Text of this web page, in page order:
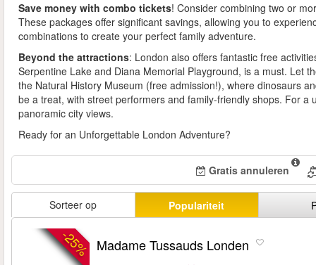
Save money with combo tickets! Consider combining two or
These packages offer significant savings, allowing you to
combinations to create your perfect family adventure.
Beyond the attractions: London also offers fantastic free
Serpentine Lake and Diana Memorial Playground, is a must. Let
the Natural History Museum (free admission!), where dinosaurs
be a treat, with street performers and family-friendly shops. For
panoramic city views.
Ready for an Unforgettable London Adventure?
Gratis annuleren
Sorteer op Populariteit
-25% Madame Tussauds Londen